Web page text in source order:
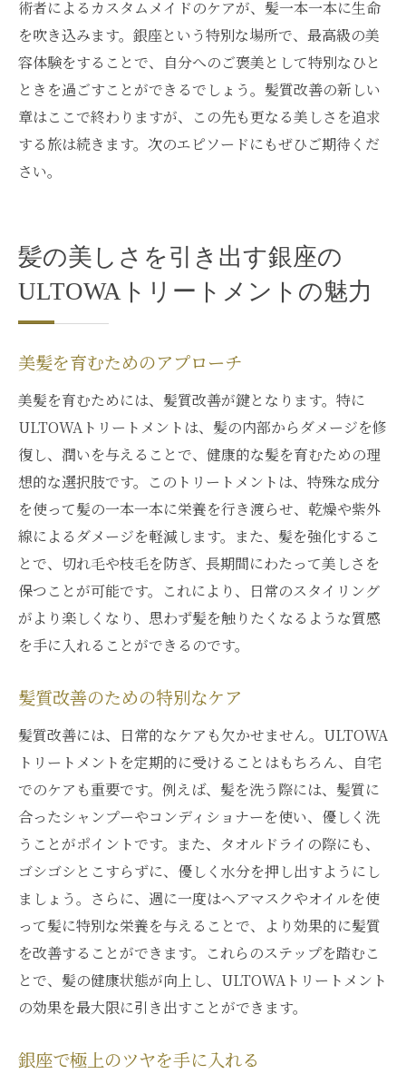
術者によるカスタムメイドのケアが、髪一本一本に生命
を吹き込みます。銀座という特別な場所で、最高級の美
容体験をすることで、自分へのご褒美として特別なひと
ときを過ごすことができるでしょう。髪質改善の新しい
章はここで終わりますが、この先も更なる美しさを追求
する旅は続きます。次のエピソードにもぜひご期待くだ
さい。
髪の美しさを引き出す銀座の
ULTOWAトリートメントの魅力
美髪を育むためのアプローチ
美髪を育むためには、髪質改善が鍵となります。特に
ULTOWAトリートメントは、髪の内部からダメージを修
復し、潤いを与えることで、健康的な髪を育むための理
想的な選択肢です。このトリートメントは、特殊な成分
を使って髪の一本一本に栄養を行き渡らせ、乾燥や紫外
線によるダメージを軽減します。また、髪を強化するこ
とで、切れ毛や枝毛を防ぎ、長期間にわたって美しさを
保つことが可能です。これにより、日常のスタイリング
がより楽しくなり、思わず髪を触りたくなるような質感
を手に入れることができるのです。
髪質改善のための特別なケア
髪質改善には、日常的なケアも欠かせません。ULTOWA
トリートメントを定期的に受けることはもちろん、自宅
でのケアも重要です。例えば、髪を洗う際には、髪質に
合ったシャンプーやコンディショナーを使い、優しく洗
うことがポイントです。また、タオルドライの際にも、
ゴシゴシとこすらずに、優しく水分を押し出すようにし
ましょう。さらに、週に一度はヘアマスクやオイルを使
って髪に特別な栄養を与えることで、より効果的に髪質
を改善することができます。これらのステップを踏むこ
とで、髪の健康状態が向上し、ULTOWAトリートメント
の効果を最大限に引き出すことができます。
銀座で極上のツヤを手に入れる